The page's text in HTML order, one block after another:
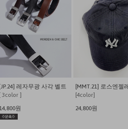
레자무광 사각 벨트
3color ]
원
[4color]
24,800원